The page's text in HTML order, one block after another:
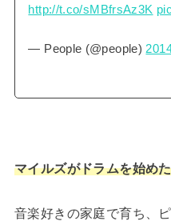
http://t.co/sMBfrsAz3K
— People (@people)
マイルズがドラムを始め
音楽好きの家庭で育ち、